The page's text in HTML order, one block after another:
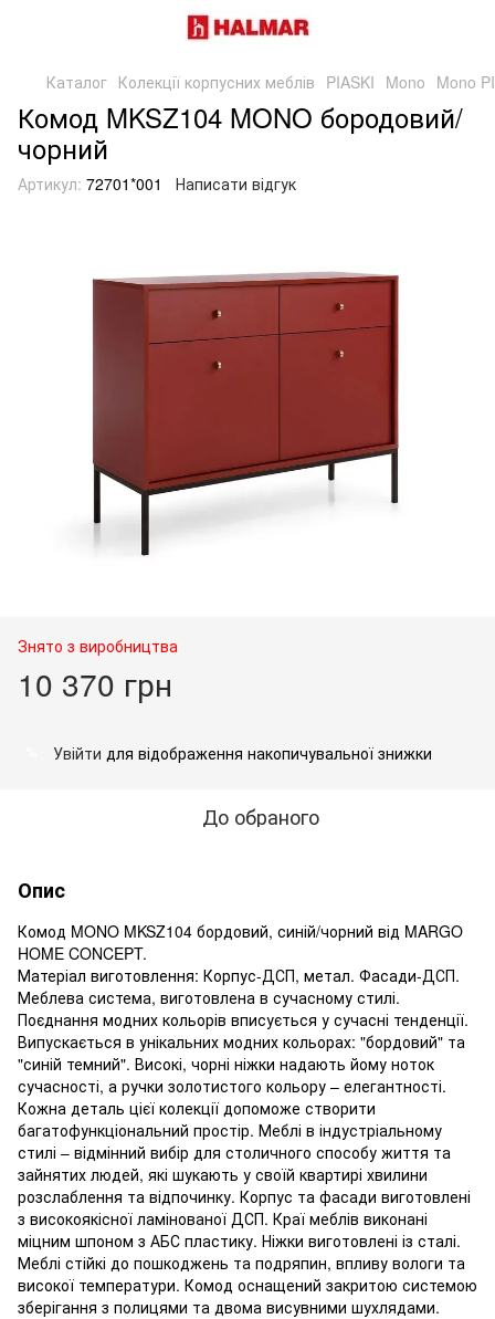
Каталог Колекції корпусних меблів PIASKI Mono Mono
Комод MKSZ104 MONO бородовий/
чорний
Артикул: 72701*001 Написати відгук
Знято з виробництва
10 370 грн
Увійти для відображення накопичувальної знижки
До обраного
Опис
Комод MONO MKSZ104 бордовий, синій/чорний від MARGO
HOME CONCEPT.
Матеріал виготовлення: Корпус-ДСП, метал. Фасади-ДСП.
Меблева система, виготовлена в сучасному стилі.
Поєднання модних кольорів вписується у сучасні тенденції.
Випускається в унікальних модних кольорах: "бордовий" та
"синій темний". Високі, чорні ніжки надають йому ноток
сучасності, а ручки золотистого кольору – елегантності.
Кожна деталь цієї колекції допоможе створити
багатофункціональний простір. Меблі в індустріальному
стилі – відмінний вибір для столичного способу життя та
зайнятих людей, які шукають у своїй квартирі хвилини
розслаблення та відпочинку. Корпус та фасади виготовлені
з високоякісної ламінованої ДСП. Краї меблів виконані
міцним шпоном з АБС пластику. Ніжки виготовлені із сталі.
Меблі стійкі до пошкоджень та подряпин, впливу вологи та
високої температури. Комод оснащений закритою системою
зберігання з полицями та двома висувними шухлядами.